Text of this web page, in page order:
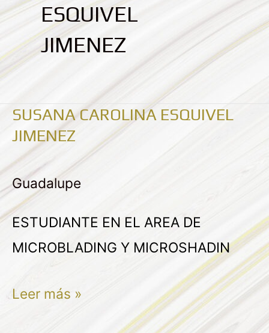
ESQUIVEL
JIMENEZ
SUSANA CAROLINA ESQUIVEL
JIMENEZ
Guadalupe
ESTUDIANTE EN EL AREA DE
MICROBLADING Y MICROSHADIN
SUSANA
CAROLINA
ESQUIVEL
JIMENEZ
Leer más »